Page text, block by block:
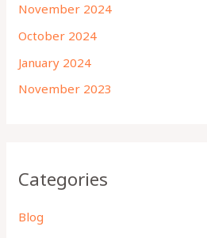
November 2024
October 2024
January 2024
November 2023
Categories
Blog